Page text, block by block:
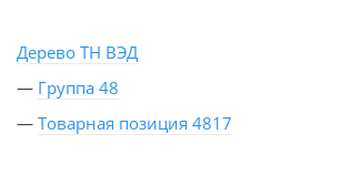
Дерево ТН ВЭД
— Группа 48
— Товарная позиция 4817